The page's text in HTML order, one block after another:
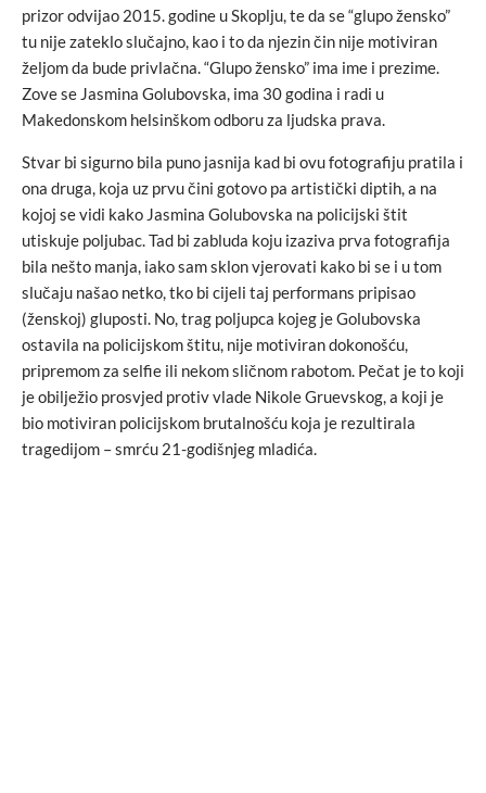
prizor odvijao 2015. godine u Skoplju, te da se “glupo žensko”
tu nije zateklo slučajno, kao i to da njezin čin nije motiviran
željom da bude privlačna. “Glupo žensko” ima ime i prezime.
Zove se Jasmina Golubovska, ima 30 godina i radi u
Makedonskom helsinškom odboru za ljudska prava.
Stvar bi sigurno bila puno jasnija kad bi ovu fotografiju pratila i
ona druga, koja uz prvu čini gotovo pa artistički diptih, a na
kojoj se vidi kako Jasmina Golubovska na policijski štit
utiskuje poljubac. Tad bi zabluda koju izaziva prva fotografija
bila nešto manja, iako sam sklon vjerovati kako bi se i u tom
slučaju našao netko, tko bi cijeli taj performans pripisao
(ženskoj) gluposti. No, trag poljupca kojeg je Golubovska
ostavila na policijskom štitu, nije motiviran dokonošću,
pripremom za selfie ili nekom sličnom rabotom. Pečat je to koji
je obilježio prosvjed protiv vlade Nikole Gruevskog, a koji je
bio motiviran policijskom brutalnošću koja je rezultirala
tragedijom – smrću 21-godišnjeg mladića.